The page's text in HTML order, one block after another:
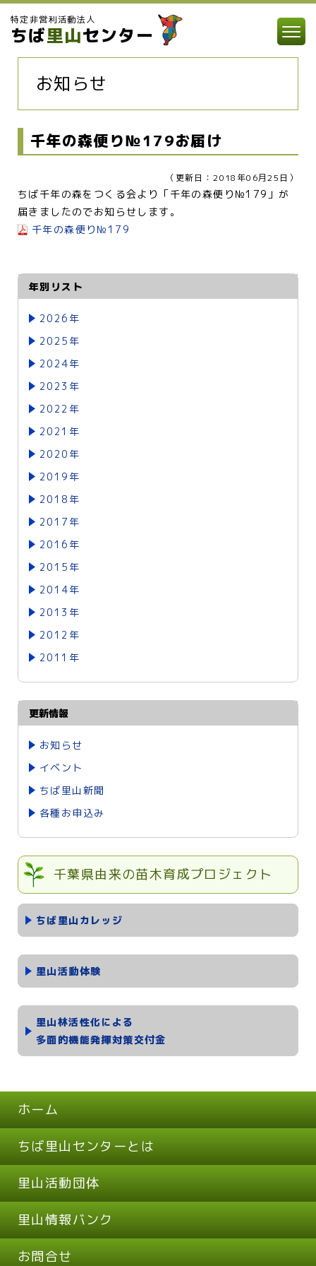
特定非営利活動法人
ちば里山センター
お知らせ
千年の森便り№179お届け
（更新日：2018年06月25日）
ちば千年の森をつくる会より「千年の森便り№179」が
届きましたのでお知らせします。
千年の森便り№179
年別リスト
2026年
2025年
2024年
2023年
2022年
2021年
2020年
2019年
2018年
2017年
2016年
2015年
2014年
2013年
2012年
2011年
更新情報
お知らせ
イベント
ちば里山新聞
各種お申込み
千葉県由来の苗木育成プロジェクト
ちば里山カレッジ
里山活動体験
里山林活性化による
多面的機能発揮対策交付金
ホーム
ちば里山センターとは
里山活動団体
里山情報バンク
お問合せ